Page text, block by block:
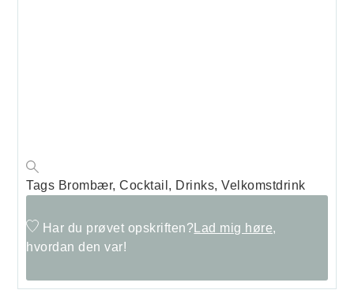
Tags Brombær, Cocktail, Drinks, Velkomstdrink
Har du prøvet opskriften? Lad mig høre,
hvordan den var!